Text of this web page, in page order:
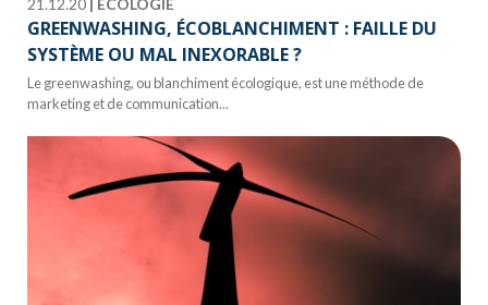
GREENWASHING, ÉCOBLANCHIMENT : FAILLE DU
SYSTÈME OU MAL INEXORABLE ?
Le greenwashing, ou blanchiment écologique, est une méthode de
marketing et de communication...